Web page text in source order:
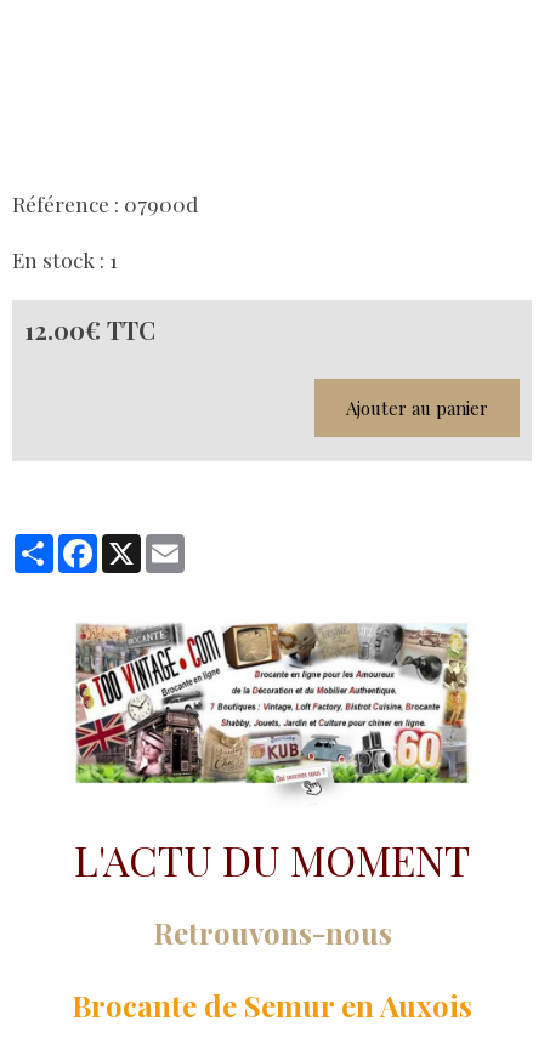
Référence : 07900d
En stock : 1
12.00€ TTC
Ajouter au panier
PartagerFacebook
X
L'ACTU DU MOMENT
Retrouvons-nous
Brocante de Semur en Auxois